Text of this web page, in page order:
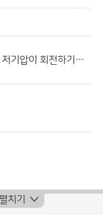
필리핀 동쪽해상에 위치한 저기압이 회전하기 시작했습니다...
펼치기